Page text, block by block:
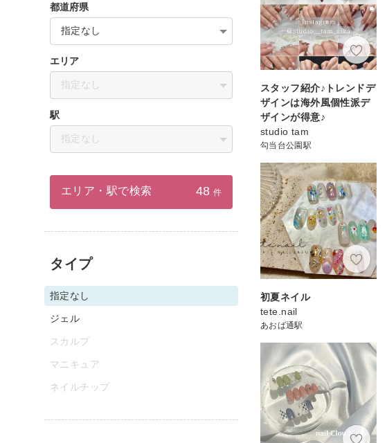
スタッフ紹介♪トレンドデ
ザインは海外風個性派デ
ザインが得意♪
studio tam
勾当台公園駅
初夏ネイル
tete.nail
あおば通駅
都道府県
指定なし
エリア
指定なし
駅
指定なし
エリア・駅で検索 48 件
タイプ
指定なし
ジェル
スカルプ
マニキュア
ネイルチップ